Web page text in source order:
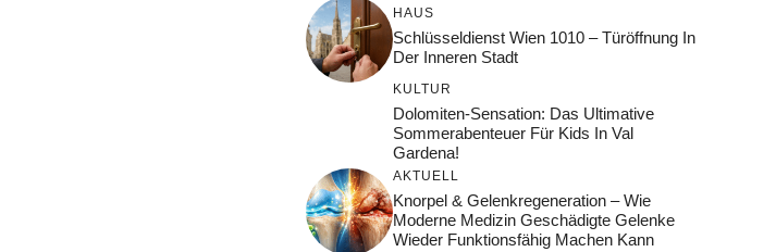
HAUS
Schlüsseldienst Wien 1010 – Türöffnung In
Der Inneren Stadt
KULTUR
Dolomiten-Sensation: Das Ultimative
Sommerabenteuer Für Kids In Val
Gardena!
AKTUELL
Knorpel & Gelenkregeneration – Wie
Moderne Medizin Geschädigte Gelenke
Wieder Funktionsfähig Machen Kann